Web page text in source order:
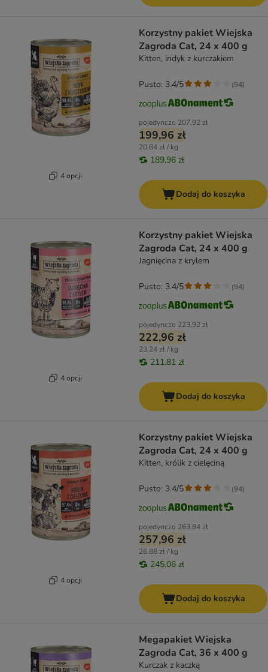
4 opcji
Korzystny pakiet Wiejska
Zagroda Cat, 24 x 400 g
Kitten, indyk z kurczakiem
pojedynczo 207,92 zł
199,96 zł
20,84 zł / kg
189,96 zł
Pusto: 3.4/5 (94)
Dodaj do koszyka
4 opcji
Korzystny pakiet Wiejska
Zagroda Cat, 24 x 400 g
Jagnięcina z krylem
pojedynczo 223,92 zł
222,96 zł
23,24 zł / kg
211,81 zł
Pusto: 3.4/5 (94)
Dodaj do koszyka
4 opcji
Korzystny pakiet Wiejska
Zagroda Cat, 24 x 400 g
Kitten, królik z cielęciną
pojedynczo 263,84 zł
257,96 zł
26,88 zł / kg
245,06 zł
Pusto: 3.4/5 (94)
Dodaj do koszyka
Megapakiet Wiejska
Zagroda Cat, 36 x 400 g
Kurczak z kaczką